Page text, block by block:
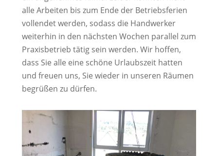
alle Arbeiten bis zum Ende der Betriebsferien
vollendet werden, sodass die Handwerker
weiterhin in den nächsten Wochen parallel zum
Praxisbetrieb tätig sein werden. Wir hoffen,
dass Sie alle eine schöne Urlaubszeit hatten
und freuen uns, Sie wieder in unseren Räumen
begrüßen zu dürfen.